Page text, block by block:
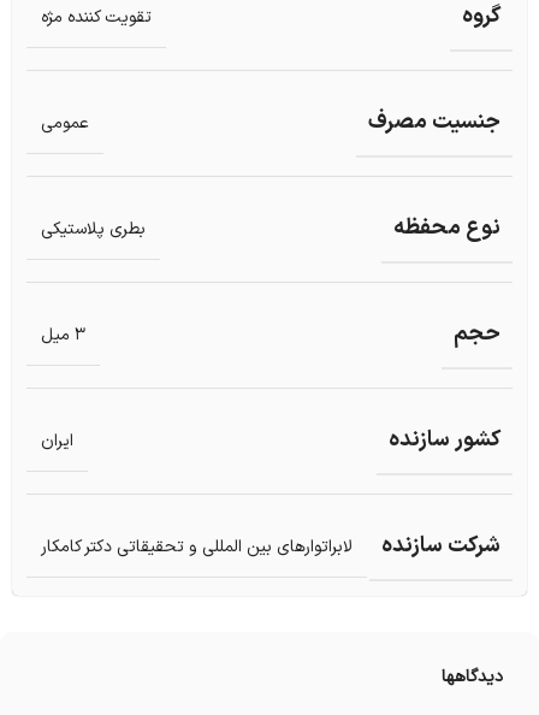
گروه تقویت کننده مژه
جنسیت مصرف عمومی
نوع محفظه بطری پلاستیکی
حجم 3 میل
کشور سازنده ایران
شرکت سازنده لابراتوارهای بین المللی و تحقیقاتی دکتر کامکار
دیدگاهها